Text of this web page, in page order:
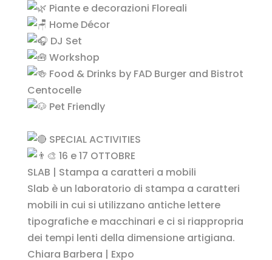
Piante e decorazioni Floreali
Home Décor
DJ Set
Workshop
Food & Drinks by FAD Burger and Bistrot
Centocelle
Pet Friendly
SPECIAL ACTIVITIES
16 e 17 OTTOBRE
SLAB | Stampa a caratteri a mobili
Slab è un laboratorio di stampa a caratteri
mobili in cui si utilizzano antiche lettere
tipografiche e macchinari e ci si riappropria
dei tempi lenti della dimensione artigiana.
Chiara Barbera | Expo